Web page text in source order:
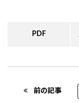
PDF
Post navigation
前の記事